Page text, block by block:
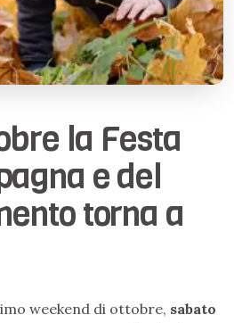
la Festa
e del
torna a
weekend di ottobre, sabato